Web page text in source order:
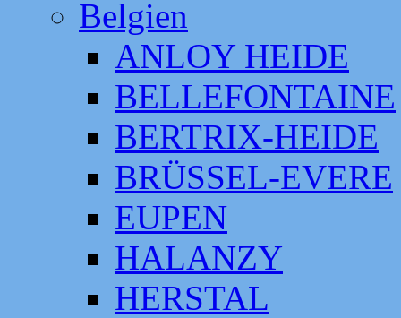
Belgien
ANLOY HEIDE
BELLEFONTAINE
BERTRIX-HEIDE
BRÜSSEL-EVERE
EUPEN
HALANZY
HERSTAL